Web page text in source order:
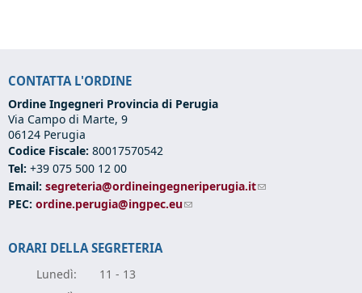
CONTATTA L'ORDINE
Ordine Ingegneri Provincia di Perugia
Via Campo di Marte, 9
06124 Perugia
Codice Fiscale: 80017570542
Tel: +39 075 500 12 00
Email: segreteria@ordineingegneriperugia.it(link sends e-mail)
PEC: ordine.perugia@ingpec.eu(link sends e-mail)
ORARI DELLA SEGRETERIA
Lunedì:
11 - 13